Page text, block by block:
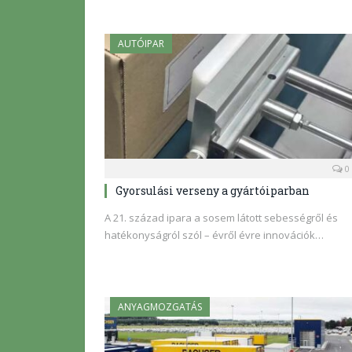
AUTÓIPAR
0
Gyorsulási verseny a gyártóiparban
A 21. század ipara a sosem látott sebességről és
hatékonyságról szól – évről évre innovációk…
ANYAGMOZGATÁS